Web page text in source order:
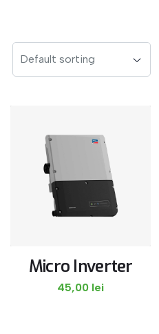
Micro Inverter
45,00 lei